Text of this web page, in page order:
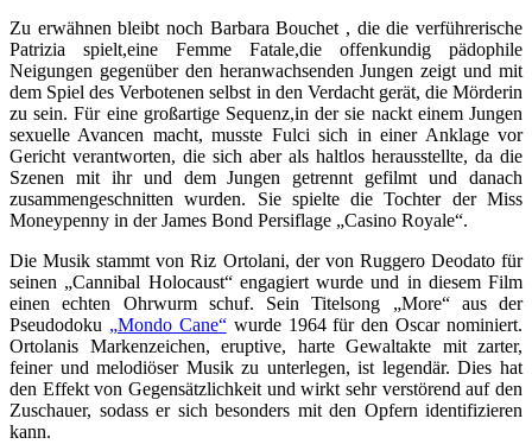
Zu erwähnen bleibt noch Barbara Bouchet , die die verführerische
Patrizia spielt,eine Femme Fatale,die offenkundig pädophile
Neigungen gegenüber den heranwachsenden Jungen zeigt und mit
dem Spiel des Verbotenen selbst in den Verdacht gerät, die Mörderin
zu sein. Für eine großartige Sequenz,in der sie nackt einem Jungen
sexuelle Avancen macht, musste Fulci sich in einer Anklage vor
Gericht verantworten, die sich aber als haltlos herausstellte, da die
Szenen mit ihr und dem Jungen getrennt gefilmt und danach
zusammengeschnitten wurden. Sie spielte die Tochter der Miss
Moneypenny in der James Bond Persiflage „Casino Royale“.
Die Musik stammt von Riz Ortolani, der von Ruggero Deodato für
seinen „Cannibal Holocaust“ engagiert wurde und in diesem Film
einen echten Ohrwurm schuf. Sein Titelsong „More“ aus der
Pseudodoku „Mondo Cane“wurde 1964 für den Oscar nominiert.
Ortolanis Markenzeichen, eruptive, harte Gewaltakte mit zarter,
feiner und melodiöser Musik zu unterlegen, ist legendär. Dies hat
den Effekt von Gegensätzlichkeit und wirkt sehr verstörend auf den
Zuschauer, sodass er sich besonders mit den Opfern identifizieren
kann.